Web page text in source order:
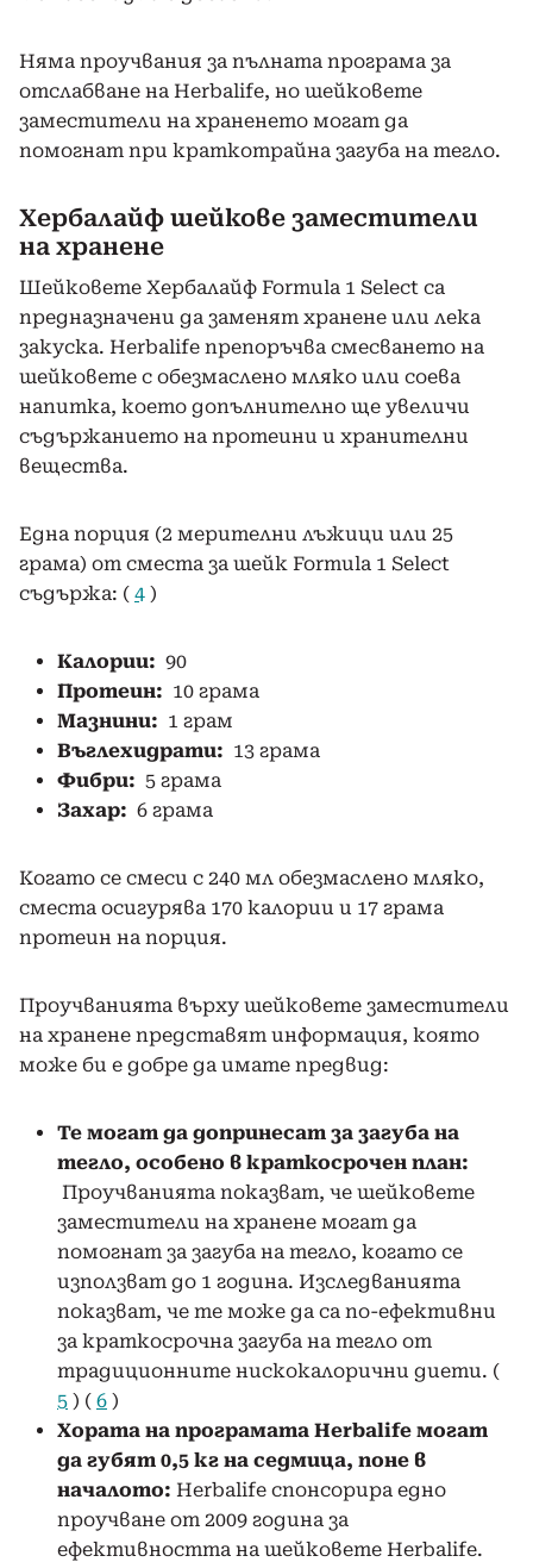
Няма проучвания за пълната програма за
отслабване на Herbalife, но шейковете
заместители на храненето могат да
помогнат при краткотрайна загуба на тегло.
Хербалайф шейкове заместители
на хранене
Шейковете Хербалайф Formula 1 Select са
предназначени да заменят хранене или лека
закуска. Herbalife препоръчва смесването на
шейковете с обезмаслено мляко или соева
напитка, което допълнително ще увеличи
съдържанието на протеини и хранителни
вещества.
Една порция (2 мерителни лъжици или 25
грама) от сместа за шейк Formula 1 Select
съдържа: ( 4 )
Калории: 90
Протеин: 10 грама
Мазнини: 1 грам
Въглехидрати: 13 грама
Фибри: 5 грама
Захар: 6 грама
Когато се смеси с 240 мл обезмаслено мляко,
сместа осигурява 170 калории и 17 грама
протеин на порция.
Проучванията върху шейковете заместители
на хранене представят информация, която
може би е добре да имате предвид:
Те могат да допринесат за загуба на
тегло, особено в краткосрочен план:
Проучванията показват, че шейковете
заместители на хранене могат да
помогнат за загуба на тегло, когато се
използват до 1 година. Изследванията
показват, че те може да са по-ефективни
за краткосрочна загуба на тегло от
традиционните нискокалорични диети. (
5 ) ( 6 )
Хората на програмата Herbalife могат
да губят 0,5 кг на седмица, поне в
началото: Herbalife спонсорира едно
проучване от 2009 година за
ефективността на шейковете Herbalife.